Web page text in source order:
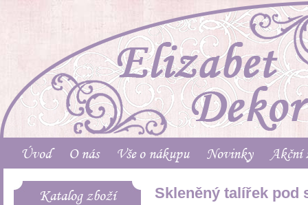
Úvod O nás Vše o nákupu Novinky Akční
Katalog zboží Skleněný talířek pod